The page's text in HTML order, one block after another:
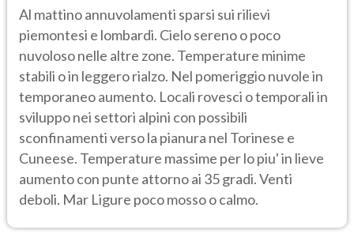
Al mattino annuvolamenti sparsi sui rilievi
piemontesi e lombardi. Cielo sereno o poco
nuvoloso nelle altre zone. Temperature minime
stabili o in leggero rialzo. Nel pomeriggio nuvole in
temporaneo aumento. Locali rovesci o temporali in
sviluppo nei settori alpini con possibili
sconfinamenti verso la pianura nel Torinese e
Cuneese. Temperature massime per lo piu' in lieve
aumento con punte attorno ai 35 gradi. Venti
deboli. Mar Ligure poco mosso o calmo.